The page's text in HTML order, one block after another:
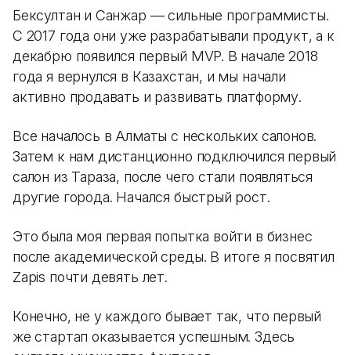
Бексултан и Санжар — сильные программисты.
С 2017 года они уже разрабатывали продукт, а к
декабрю появился первый MVP. В начале 2018
года я вернулся в Казахстан, и мы начали
активно продавать и развивать платформу.
Все началось в Алматы с нескольких салонов.
Затем к нам дистанционно подключился первый
салон из Тараза, после чего стали появляться
другие города. Начался быстрый рост.
Это была моя первая попытка войти в бизнес
после академической среды. В итоге я посвятил
Zapis почти девять лет.
Конечно, не у каждого бывает так, что первый
же стартап оказывается успешным. Здесь